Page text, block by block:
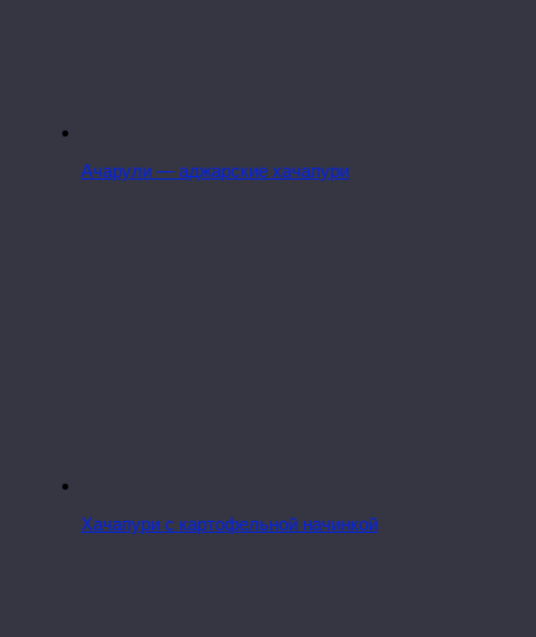
Ачарули — аджарские хачапури
Хачапури с картофельной начинкой